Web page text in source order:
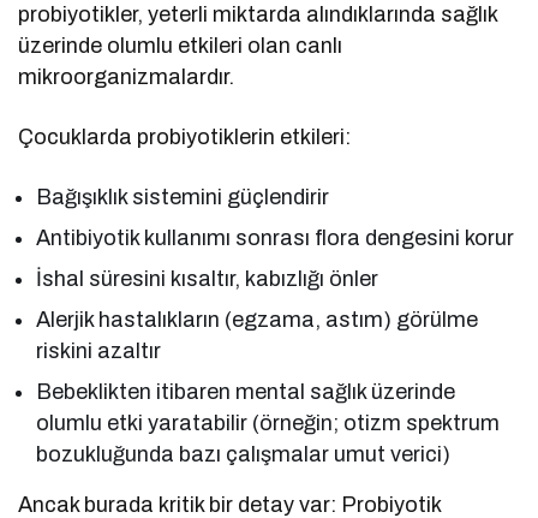
probiyotikler, yeterli miktarda alındıklarında sağlık
üzerinde olumlu etkileri olan canlı
mikroorganizmalardır.
Çocuklarda probiyotiklerin etkileri:
Bağışıklık sistemini güçlendirir
Antibiyotik kullanımı sonrası flora dengesini korur
İshal süresini kısaltır, kabızlığı önler
Alerjik hastalıkların (egzama, astım) görülme
riskini azaltır
Bebeklikten itibaren mental sağlık üzerinde
olumlu etki yaratabilir (örneğin; otizm spektrum
bozukluğunda bazı çalışmalar umut verici)
Ancak burada kritik bir detay var: Probiyotik